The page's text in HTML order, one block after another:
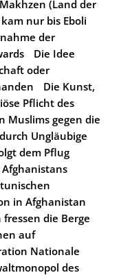
(Land der
nur bis Eboli
der
Die Idee
oder
Die Kunst,
Pflicht des
Muslims gegen die
Ungläubige
dem Pflug
in Afghanistan
fressen die Berge
auf
Nationale
des